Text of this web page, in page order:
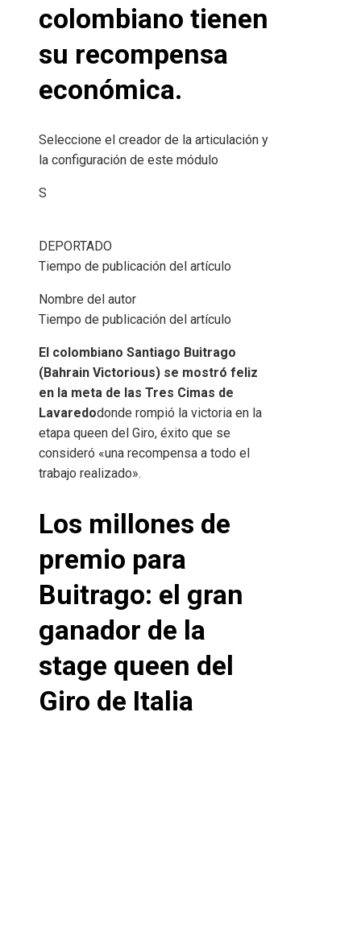
colombiano tienen
su recompensa
económica.
Seleccione el creador de la articulación y
la configuración de este módulo
S
DEPORTADO
Tiempo de publicación del artículo
Nombre del autor
Tiempo de publicación del artículo
El colombiano Santiago Buitrago
(Bahrain Victorious) se mostró feliz
en la meta de las Tres Cimas de
Lavaredodonde rompió la victoria en la
etapa queen del Giro, éxito que se
consideró «una recompensa a todo el
trabajo realizado».
Los millones de
premio para
Buitrago: el gran
ganador de la
stage queen del
Giro de Italia